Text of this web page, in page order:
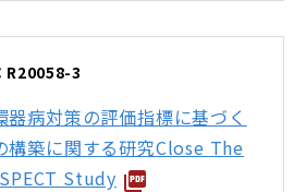
R20058-3
病対策の評価指標に基づく
構築に関する研究Close The
Study